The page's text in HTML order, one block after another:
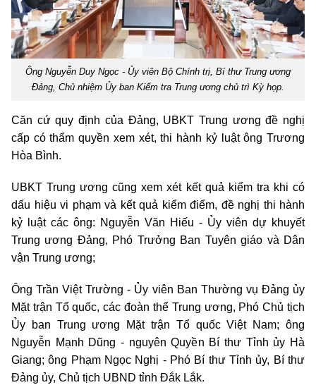
Ông Nguyễn Duy Ngọc - Ủy viên Bộ Chính trị, Bí thư Trung ương
Đảng, Chủ nhiệm Ủy ban Kiểm tra Trung ương chủ trì Kỳ họp.
Căn cứ quy định của Đảng, UBKT Trung ương đề nghị
cấp có thẩm quyền xem xét, thi hành kỷ luật ông Trương
Hòa Bình.
UBKT Trung ương cũng xem xét kết quả kiểm tra khi có
dấu hiệu vi phạm và kết quả kiểm điểm, đề nghị thi hành
kỷ luật các ông: Nguyễn Văn Hiếu - Ủy viên dự khuyết
Trung ương Đảng, Phó Trưởng Ban Tuyên giáo và Dân
vận Trung ương;
Ông Trần Việt Trường - Ủy viên Ban Thường vụ Đảng ủy
Mặt trận Tổ quốc, các đoàn thể Trung ương, Phó Chủ tịch
Ủy ban Trung ương Mặt trận Tổ quốc Việt Nam; ông
Nguyễn Mạnh Dũng - nguyên Quyền Bí thư Tỉnh ủy Hà
Giang; ông Phạm Ngọc Nghị - Phó Bí thư Tỉnh ủy, Bí thư
Đảng ủy, Chủ tịch UBND tỉnh Đắk Lắk.